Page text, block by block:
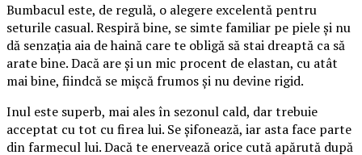
Bumbacul este, de regulă, o alegere excelentă pentru
seturile casual. Respiră bine, se simte familiar pe piele și nu
dă senzația aia de haină care te obligă să stai dreaptă ca să
arate bine. Dacă are și un mic procent de elastan, cu atât
mai bine, fiindcă se mișcă frumos și nu devine rigid.
Inul este superb, mai ales în sezonul cald, dar trebuie
acceptat cu tot cu firea lui. Se șifonează, iar asta face parte
din farmecul lui. Dacă te enervează orice cută apărută după